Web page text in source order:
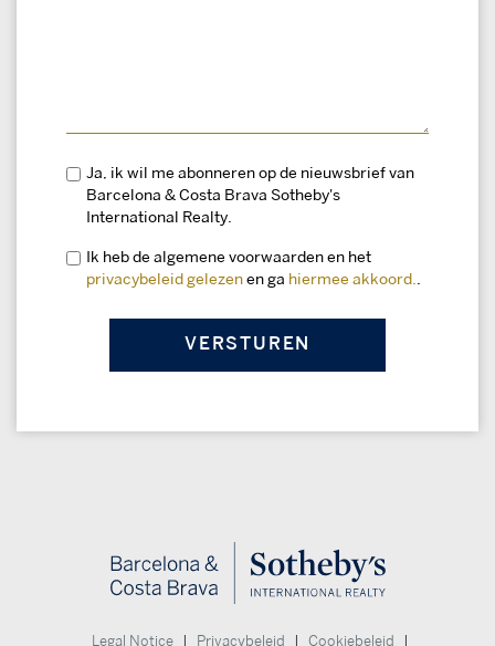
Ja, ik wil me abonneren op de nieuwsbrief van
Barcelona & Costa Brava Sotheby's
International Realty.
Ik heb de algemene voorwaarden en het
privacybeleid gelezen en ga hiermee akkoord.
Legal Notice Privacybeleid Cookiebeleid